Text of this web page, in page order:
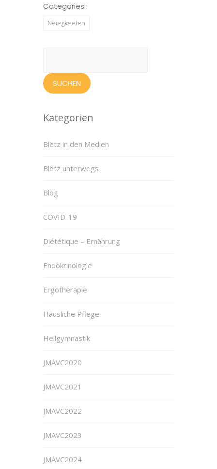
Categories :
Neiegkeeten
Kategorien
Blëtz in den Medien
Blëtz unterwegs
Blog
COVID-19
Diététique – Ernährung
Endokrinologie
Ergotherapie
Häusliche Pflege
Heilgymnastik
JMAVC2020
JMAVC2021
JMAVC2022
JMAVC2023
JMAVC2024